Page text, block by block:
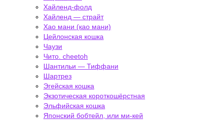
Хайленд-фолд
Хайленд — страйт
Хао мани (као мани)
Цейлонская кошка
Чаузи
Чито. cheetoh
Шантильи — Тиффани
Шартрез
Эгейская кошка
Экзотическая короткошёрстная
Эльфийская кошка
Японский бобтейл, или ми-кей